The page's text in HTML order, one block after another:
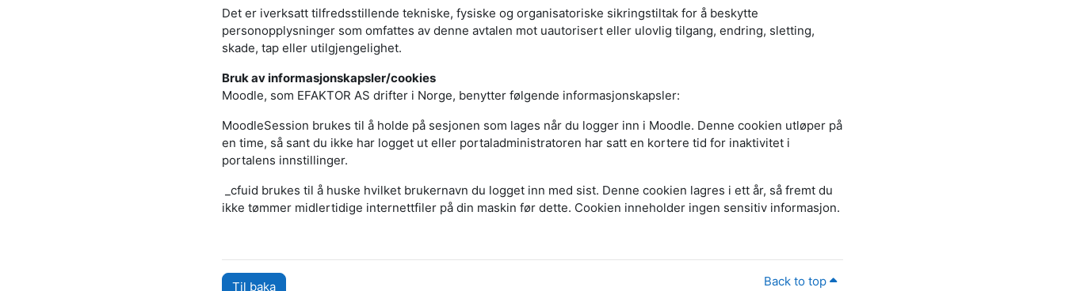
Det er iverksatt tilfredsstillende tekniske, fysiske og organisatoriske sikringstiltak for å beskytte
personopplysninger som omfattes av denne avtalen mot uautorisert eller ulovlig tilgang, endring, sletting,
skade, tap eller utilgjengelighet.
Bruk av informasjonskapsler/cookies
Moodle, som EFAKTOR AS drifter i Norge, benytter følgende informasjonskapsler:
MoodleSession brukes til å holde på sesjonen som lages når du logger inn i Moodle. Denne cookien utløper på
en time, så sant du ikke har logget ut eller portaladministratoren har satt en kortere tid for inaktivitet i
portalens innstillinger.
_cfuid brukes til å huske hvilket brukernavn du logget inn med sist. Denne cookien lagres i ett år, så fremt du
ikke tømmer midlertidige internettfiler på din maskin før dette. Cookien inneholder ingen sensitiv informasjon.
Til baka Back to top